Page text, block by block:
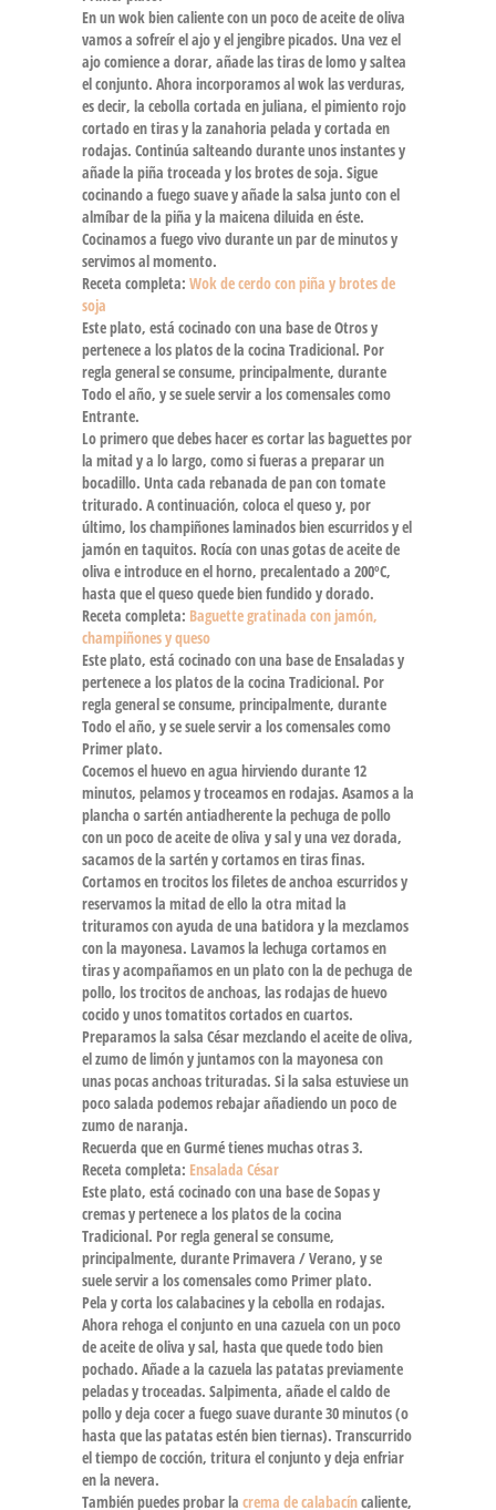
En un wok bien caliente con un poco de aceite de oliva
vamos a sofreír el ajo y el jengibre picados. Una vez el
ajo comience a dorar, añade las tiras de lomo y saltea
el conjunto. Ahora incorporamos al wok las verduras,
es decir, la cebolla cortada en juliana, el pimiento rojo
cortado en tiras y la zanahoria pelada y cortada en
rodajas. Continúa salteando durante unos instantes y
añade la piña troceada y los brotes de soja. Sigue
cocinando a fuego suave y añade la salsa junto con el
almíbar de la piña y la maicena diluida en éste.
Cocinamos a fuego vivo durante un par de minutos y
servimos al momento.
Receta completa: Wok de cerdo con piña y brotes de
soja
Este plato, está cocinado con una base de Otros y
pertenece a los platos de la cocina Tradicional. Por
regla general se consume, principalmente, durante
Todo el año, y se suele servir a los comensales como
Entrante.
Lo primero que debes hacer es cortar las baguettes por
la mitad y a lo largo, como si fueras a preparar un
bocadillo. Unta cada rebanada de pan con tomate
triturado. A continuación, coloca el queso y, por
último, los champiñones laminados bien escurridos y el
jamón en taquitos. Rocía con unas gotas de aceite de
oliva e introduce en el horno, precalentado a 200ºC,
hasta que el queso quede bien fundido y dorado.
Receta completa: Baguette gratinada con jamón,
champiñones y queso
Este plato, está cocinado con una base de Ensaladas y
pertenece a los platos de la cocina Tradicional. Por
regla general se consume, principalmente, durante
Todo el año, y se suele servir a los comensales como
Primer plato.
Cocemos el huevo en agua hirviendo durante 12
minutos, pelamos y troceamos en rodajas. Asamos a la
plancha o sartén antiadherente la pechuga de pollo
con un poco de aceite de oliva y sal y una vez dorada,
sacamos de la sartén y cortamos en tiras finas.
Cortamos en trocitos los filetes de anchoa escurridos y
reservamos la mitad de ello la otra mitad la
trituramos con ayuda de una batidora y la mezclamos
con la mayonesa. Lavamos la lechuga cortamos en
tiras y acompañamos en un plato con la de pechuga de
pollo, los trocitos de anchoas, las rodajas de huevo
cocido y unos tomatitos cortados en cuartos.
Preparamos la salsa César mezclando el aceite de oliva,
el zumo de limón y juntamos con la mayonesa con
unas pocas anchoas trituradas. Si la salsa estuviese un
poco salada podemos rebajar añadiendo un poco de
zumo de naranja.
Recuerda que en Gurmé tienes muchas otras 3.
Receta completa: Ensalada César
Este plato, está cocinado con una base de Sopas y
cremas y pertenece a los platos de la cocina
Tradicional. Por regla general se consume,
principalmente, durante Primavera / Verano, y se
suele servir a los comensales como Primer plato.
Pela y corta los calabacines y la cebolla en rodajas.
Ahora rehoga el conjunto en una cazuela con un poco
de aceite de oliva y sal, hasta que quede todo bien
pochado. Añade a la cazuela las patatas previamente
peladas y troceadas. Salpimenta, añade el caldo de
pollo y deja cocer a fuego suave durante 30 minutos (o
hasta que las patatas estén bien tiernas). Transcurrido
el tiempo de cocción, tritura el conjunto y deja enfriar
en la nevera.
También puedes probar la crema de calabacíncaliente,